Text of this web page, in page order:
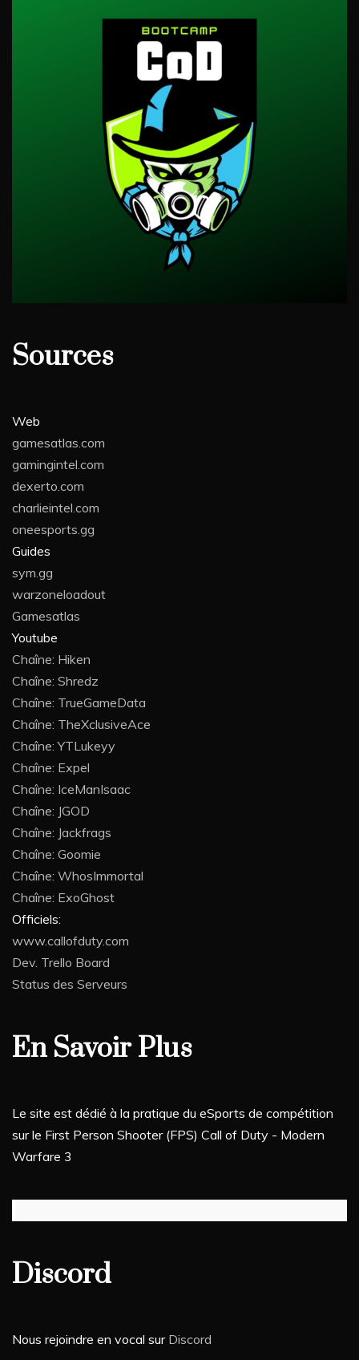
Sources
Web
gamesatlas.com
gamingintel.com
dexerto.com
charlieintel.com
oneesports.gg
Guides
sym.gg
warzoneloadout
Gamesatlas
Youtube
Chaîne: Hiken
Chaîne: Shredz
Chaîne: TrueGameData
Chaîne: TheXclusiveAce
Chaîne: YTLukeyy
Chaîne: Expel
Chaîne: IceManIsaac
Chaîne: JGOD
Chaîne: Jackfrags
Chaîne: Goomie
Chaîne: WhosImmortal
Chaîne: ExoGhost
Officiels:
www.callofduty.com
Dev. Trello Board
Status des Serveurs
En Savoir Plus
Le site est dédié à la pratique du eSports de compétition
sur le First Person Shooter (FPS) Call of Duty - Modern
Warfare 3
Discord
Nous rejoindre en vocal sur Discord